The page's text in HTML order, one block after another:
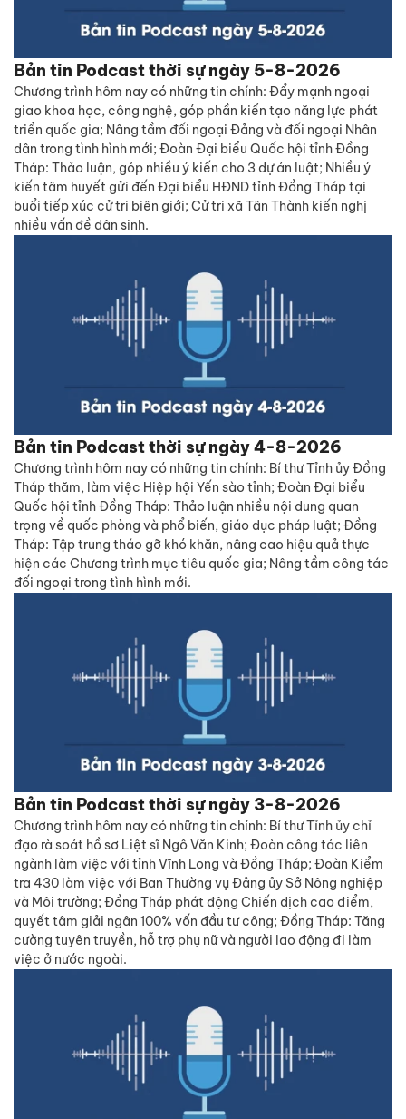
Bản tin Podcast thời sự ngày 5-8-2026
Chương trình hôm nay có những tin chính: Đẩy mạnh ngoại
giao khoa học, công nghệ, góp phần kiến tạo năng lực phát
triển quốc gia; Nâng tầm đối ngoại Đảng và đối ngoại Nhân
dân trong tình hình mới; Đoàn Đại biểu Quốc hội tỉnh Đồng
Tháp: Thảo luận, góp nhiều ý kiến cho 3 dự án luật; Nhiều ý
kiến tâm huyết gửi đến Đại biểu HĐND tỉnh Đồng Tháp tại
buổi tiếp xúc cử tri biên giới; Cử tri xã Tân Thành kiến nghị
nhiều vấn đề dân sinh.
Bản tin Podcast thời sự ngày 4-8-2026
Chương trình hôm nay có những tin chính: Bí thư Tỉnh ủy Đồng
Tháp thăm, làm việc Hiệp hội Yến sào tỉnh; Đoàn Đại biểu
Quốc hội tỉnh Đồng Tháp: Thảo luận nhiều nội dung quan
trọng về quốc phòng và phổ biến, giáo dục pháp luật; Đồng
Tháp: Tập trung tháo gỡ khó khăn, nâng cao hiệu quả thực
hiện các Chương trình mục tiêu quốc gia; Nâng tầm công tác
đối ngoại trong tình hình mới.
Bản tin Podcast thời sự ngày 3-8-2026
Chương trình hôm nay có những tin chính: Bí thư Tỉnh ủy chỉ
đạo rà soát hồ sơ Liệt sĩ Ngô Văn Kinh; Đoàn công tác liên
ngành làm việc với tỉnh Vĩnh Long và Đồng Tháp; Đoàn Kiểm
tra 430 làm việc với Ban Thường vụ Đảng ủy Sở Nông nghiệp
và Môi trường; Đồng Tháp phát động Chiến dịch cao điểm,
quyết tâm giải ngân 100% vốn đầu tư công; Đồng Tháp: Tăng
cường tuyên truyền, hỗ trợ phụ nữ và người lao động đi làm
việc ở nước ngoài.